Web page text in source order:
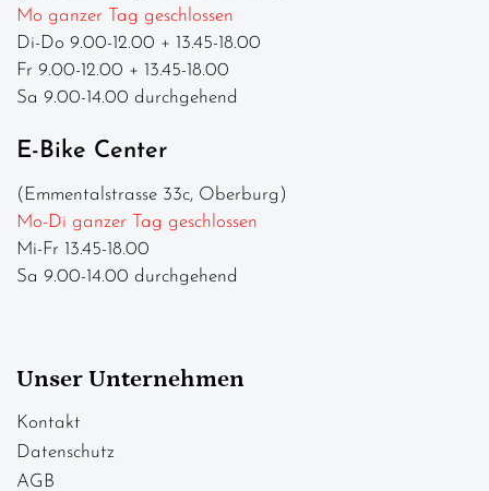
Mo ganzer Tag geschlossen
Di-Do 9.00-12.00 + 13.45-18.00
Fr 9.00-12.00 + 13.45-18.00
Sa 9.00-14.00 durchgehend
E-Bike Center
(Emmentalstrasse 33c, Oberburg)
Mo-Di ganzer Tag geschlossen
Mi-Fr 13.45-18.00
Sa 9.00-14.00 durchgehend
Unser Unternehmen
Kontakt
Datenschutz
AGB